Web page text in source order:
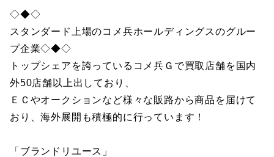
◇◆◇
スタンダード上場のコメ兵ホールディングスのグルー
プ企業◇◆◇
トップシェアを誇っているコメ兵Ｇで買取店舗を国内
外50店舗以上出しており、
ＥＣやオークションなど様々な販路から商品を届けて
おり、海外展開も積極的に行っています！
「ブランドリユース」